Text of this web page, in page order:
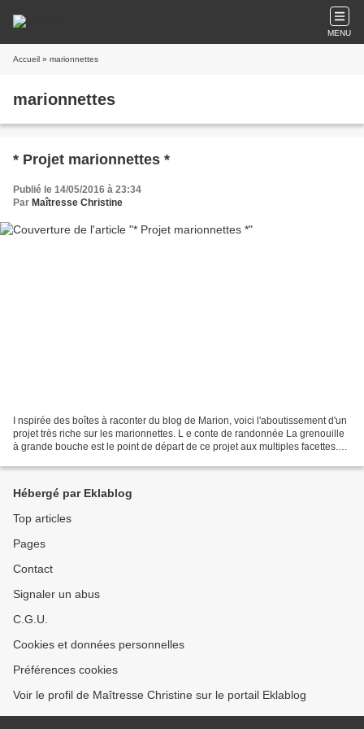
MENU
Accueil » marionnettes
marionnettes
* Projet marionnettes *
Publié le 14/05/2016 à 23:34
Par Maîtresse Christine
I nspirée des boîtes à raconter du blog de Marion, voici l'aboutissement d'un
projet très riche sur les marionnettes. L e conte de randonnée La grenouille
à grande bouche est le point de départ de ce projet aux multiples facettes.
Hébergé par Eklablog
Top articles
Pages
Contact
Signaler un abus
C.G.U.
Cookies et données personnelles
Préférences cookies
Voir le profil de Maîtresse Christine sur le portail Eklablog